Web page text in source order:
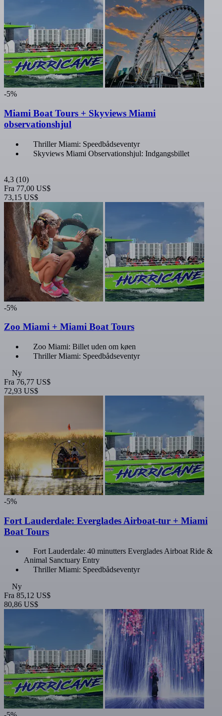
-5%
Miami Boat Tours + Skyviews Miami
observationshjul
Thriller Miami: Speedbådseventyr
Skyviews Miami Observationshjul: Indgangsbillet
4,3 (10)
Fra 77,00 US$
73,15 US$
-5%
Zoo Miami + Miami Boat Tours
Zoo Miami: Billet uden om køen
Thriller Miami: Speedbådseventyr
Ny
Fra 76,77 US$
72,93 US$
-5%
Fort Lauderdale: Everglades Airboat-tur + Miami
Boat Tours
Fort Lauderdale: 40 minutters Everglades Airboat Ride &
Animal Sanctuary Entry
Thriller Miami: Speedbådseventyr
Ny
Fra 85,12 US$
80,86 US$